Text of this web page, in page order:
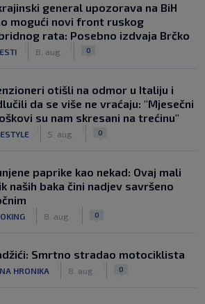
general upozorava na BiH
mogući novi front ruskog
rata: Posebno izdvaja Brčko
8. aug. 0
otišli na odmor u Italiju i
da se više ne vraćaju: "Mjesečni
su nam skresani na trećinu"
5. aug. 0
paprike kao nekad: Ovaj mali
naših baka čini nadjev savršeno
8. aug. 0
Smrtno stradao motociklista
HRONIKA 8. aug. 0